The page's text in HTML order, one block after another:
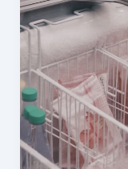
MBG,
Pilihan
Efisien
dan
Ramah
Lingkungan